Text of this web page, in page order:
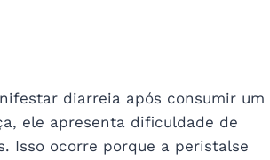
diarreia após consumir um
ele apresenta dificuldade de
Isso ocorre porque a peristalse